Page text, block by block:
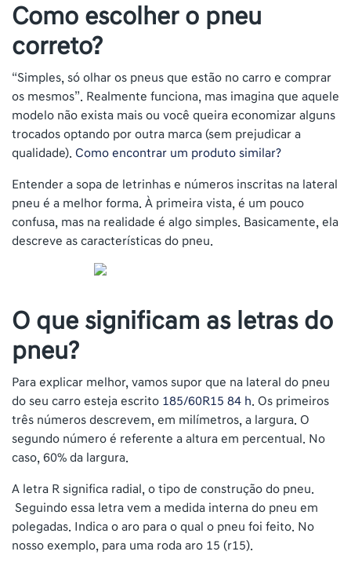
Como escolher o pneu
correto?
“Simples, só olhar os pneus que estão no carro e comprar
os mesmos”. Realmente funciona, mas imagina que aquele
modelo não exista mais ou você queira economizar alguns
trocados optando por outra marca (sem prejudicar a
qualidade). Como encontrar um produto similar?
Entender a sopa de letrinhas e números inscritas na lateral
pneu é a melhor forma. À primeira vista, é um pouco
confusa, mas na realidade é algo simples. Basicamente, ela
descreve as características do pneu.
O que significam as letras do
pneu?
Para explicar melhor, vamos supor que na lateral do pneu
do seu carro esteja escrito 185/60R15 84 h. Os primeiros
três números descrevem, em milímetros, a largura. O
segundo número é referente a altura em percentual. No
caso, 60% da largura.
A letra R significa radial, o tipo de construção do pneu.
Seguindo essa letra vem a medida interna do pneu em
polegadas. Indica o aro para o qual o pneu foi feito. No
nosso exemplo, para uma roda aro 15 (r15).